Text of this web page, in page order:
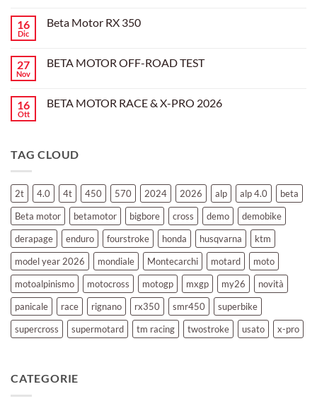
2026:
è
arrivata
su
Motocross
è
16
Dic
Beta Motor RX 350
Beta
27
Nov
BETA MOTOR OFF-ROAD TEST
BETA
16
Ott
BETA MOTOR RACE & X-PRO 2026
MOTOR
PRO
2026
TAG CLOUD
2t 4.0 4t 450 570 2024 2026 alp alp 4.0
beta
Beta motor
betamotor bigbore cross demo
demobike
derapage
enduro fourstroke honda husqvarna
ktm
model year 2026
mondiale Montecarchi motard
moto
motoalpinismo
motocross motogp mxgp my26
novità
panicale
race rignano rx350 smr450
superbike
supercross
supermotard tm racing twostroke usato x-pro
CATEGORIE